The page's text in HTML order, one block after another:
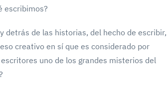
escribimos?
detrás de las historias, del hecho de escribir,
creativo en sí que es considerado por
uno de los grandes misterios del